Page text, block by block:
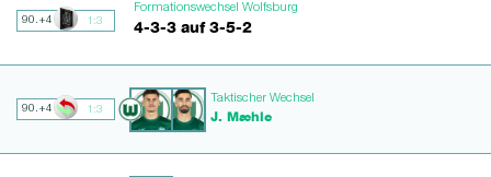
90.+4 1:3
Formationswechsel Wolfsburg
4-3-3 auf 3-5-2
90.+4 1:3
Taktischer Wechsel
J. Mæhle